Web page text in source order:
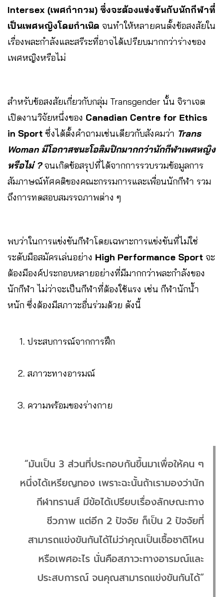
Intersex (เพศกำกวม) ซึ่งจะต้องแข่งขันกับนักกีฬาที่
เป็นเพศหญิงโดยกำเนิด จนทำให้หลายคนตั้งข้อสงสัยใน
เรื่องพละกำลังและสรีระที่อาจได้เปรียบมากกว่าร่างของ
เพศหญิงหรือไม่
สำหรับข้อสงสัยเกี่ยวกับกลุ่ม Transgender นั้น จิราเจต
เปิดงานวิจัยหนึ่งของ Canadian Centre for Ethics
in Sport ซึ่งได้ตั้งคำถามเช่นเดียวกับสังคมว่า Trans
Woman มีโอกาสชนะโอลิมปิกมากกว่านักกีฬาเพศหญิง
หรือไม่ ?จนเกิดข้อสรุปที่ได้จากการรวบรวมข้อมูลการ
สัมภาษณ์ทัศคติของคณะกรรมการและเพื่อนนักกีฬา รวม
ถึงการทดสอบสมรรถภาพต่าง ๆ
พบว่าในการแข่งขันกีฬาโดยเฉพาะการแข่งขันที่ไม่ใช่
ระดับมือสมัครเล่นอย่าง High Performance Sport จะ
ต้องมีองค์ประกอบหลายอย่างที่มีมากกว่าพละกำลังของ
นักกีฬา ไม่ว่าจะเป็นกีฬาที่ต้องใช้แรง เช่น กีฬานักน้ำ
หนัก ซึ่งต้องมีสภาวะอื่นร่วมด้วย ดังนี้
ประสบการณ์จากการฝึก
สภาวะทางอารมณ์
ความพร้อมของร่างกาย
“มันเป็น 3 ส่วนที่ประกอบกันขึ้นมาเพื่อให้คน ๆ
หนึ่งได้เหรียญทอง เพราะฉะนั้นถ้าเรามองว่านัก
กีฬาทรานส์ มีข้อได้เปรียบเรื่องลักษณะทาง
ชีวภาพ แต่อีก 2 ปัจจัย ก็เป็น 2 ปัจจัยที่
สามารถแข่งขันกันได้ไม่ว่าคุณเป็นเชื้อชาติไหน
หรือเพศอะไร นั่นคือสภาวะทางอารมณ์และ
ประสบการณ์ จนคุณสามารถแข่งขันกันได้”